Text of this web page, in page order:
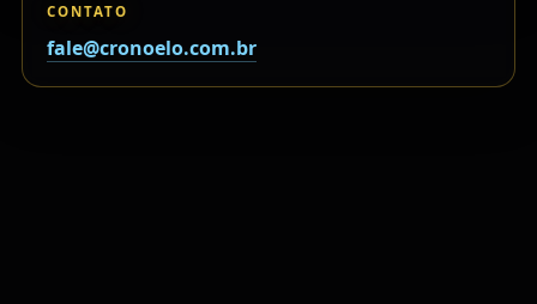
CONTATO
fale@cronoelo.com.br